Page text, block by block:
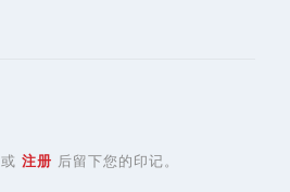
或 注册 后留下您的印记。